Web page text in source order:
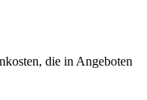
die in Angeboten